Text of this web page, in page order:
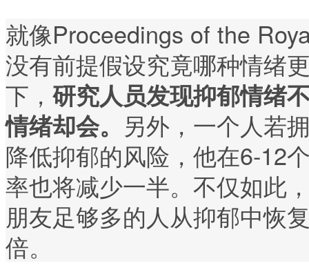
就像Proceedings of the
没有前提假设究竟哪种情绪
下， 研究人员发现抑郁情绪
情绪却会。 另外，一个人若
降低抑郁的风险，他在6-12
率也将减少一半。不仅如此
朋友足够多的人从抑郁中恢
倍。